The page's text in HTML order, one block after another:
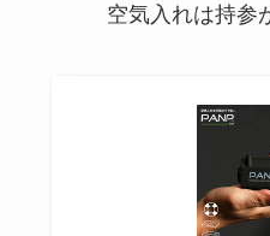
空気入れは持